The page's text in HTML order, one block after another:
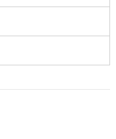
財布／コイン